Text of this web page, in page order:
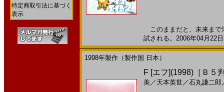
特定商取引法に基づく
表示
このままだと、未来まで
試される。2006年04月
1998年製作（製作国 日本）
F [エフ](1998)［Ｂ５
美／ 天本英世／石丸謙二郎